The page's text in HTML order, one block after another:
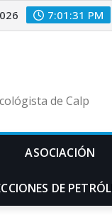
7:01:32 PM
de Calp
ASOCIACIÓN
DE